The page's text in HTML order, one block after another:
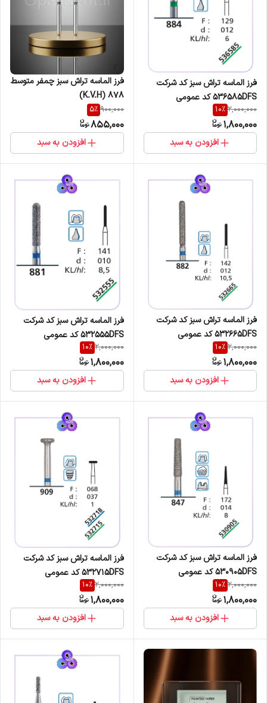
فرز الماسه تراش سبز کد شرکت
536585DFS کد عمومی
884/129/012
2,000,000
10%
1,800,000
افزودن به سبد
فرز الماسه تراش سبز چمفر متوسط
878 (K.V.H)
900,000
5%
855,000
افزودن به سبد
فرز الماسه تراش سبز کد شرکت
532665DFS کد عمومی
882/142/012
2,000,000
10%
1,800,000
افزودن به سبد
فرز الماسه تراش سبز کد شرکت
532555DFS کد عمومی
881/141/010
2,000,000
10%
1,800,000
افزودن به سبد
فرز الماسه تراش سبز کد شرکت
530905DFS کد عمومی
847/172/014
2,000,000
10%
1,800,000
افزودن به سبد
فرز الماسه تراش سبز کد شرکت
532715DFS کد عمومی
909/068/037
2,000,000
10%
1,800,000
افزودن به سبد